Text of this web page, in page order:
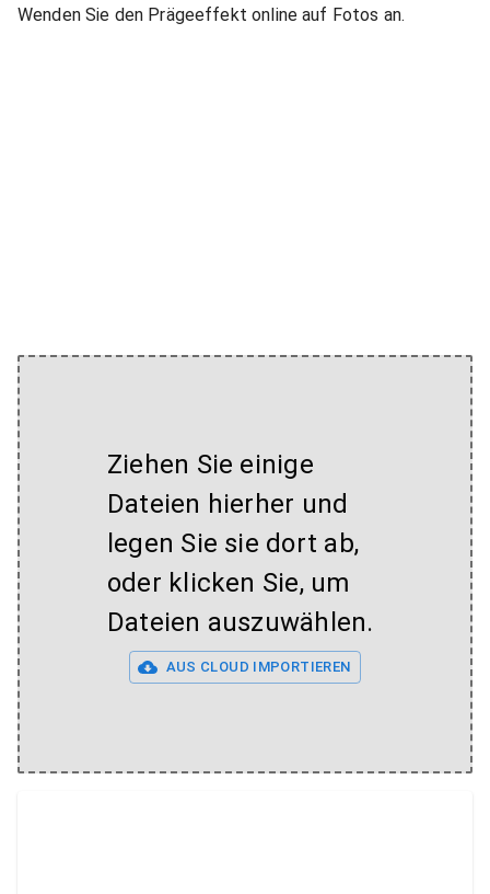
Wenden Sie den Prägeeffekt online auf Fotos an.
Ziehen Sie einige
Dateien hierher und
legen Sie sie dort ab,
oder klicken Sie, um
Dateien auszuwählen.
AUS CLOUD IMPORTIEREN